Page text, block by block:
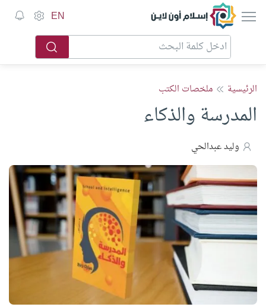
إسلام أون لاين EN
الرئيسية ملخصات الكتب
المدرسة والذكاء
وليد عبدالحي